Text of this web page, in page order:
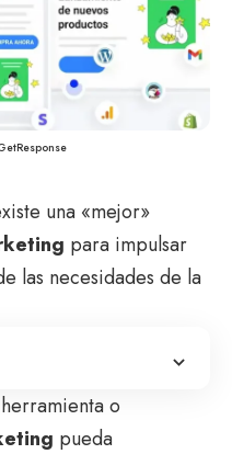
una «mejor»
para impulsar
las necesidades de la
o
pueda